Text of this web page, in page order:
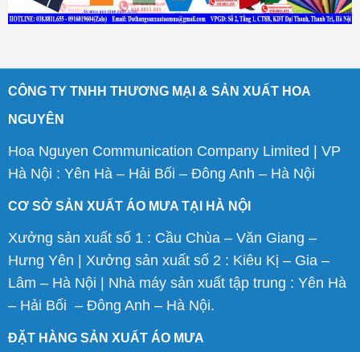
CÔNG TY TNHH THƯƠNG MẠI & SẢN XUẤT HOA
NGUYÊN
Hoa Nguyen Communication Company Limited | VP
Hà Nội : Yên Hà – Hải Bối – Đông Anh – Hà Nội
CƠ SỞ SẢN XUẤT ÁO MƯA TẠI HÀ NỘI
Xưởng sản xuất số 1 : Cầu Chùa – Văn Giang –
Hưng Yên | Xưởng sản xuất số 2 : Kiêu Kị – Gia –
Lâm – Hà Nội | Nhà máy sản xuất tập trung : Yên Hà
– Hải Bối – Đông Anh – Hà Nội.
ĐẶT HÀNG SẢN XUẤT ÁO MƯA